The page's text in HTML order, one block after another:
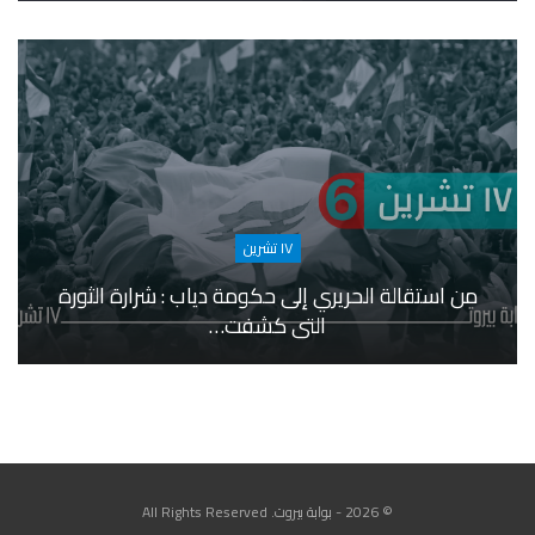
١٧ تشرين
من استقالة الحريري إلى حكومة دياب : شرارة الثورة
التي كشفت…
© 2026 - بوابة بيروت. All Rights Reserved